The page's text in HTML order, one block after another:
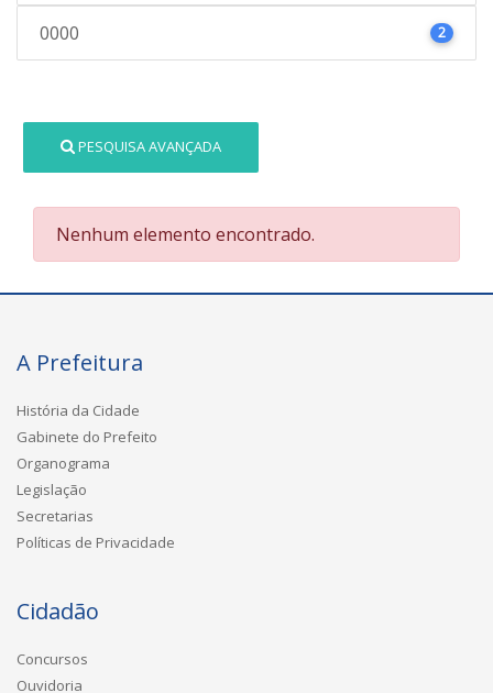
0000 2
PESQUISA AVANÇADA
Nenhum elemento encontrado.
A Prefeitura
História da Cidade
Gabinete do Prefeito
Organograma
Legislação
Secretarias
Políticas de Privacidade
Cidadão
Concursos
Ouvidoria